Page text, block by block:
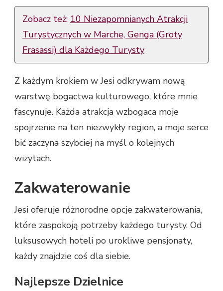
Zobacz też: 10 Niezapomnianych Atrakcji
Turystycznych w Marche, Genga (Groty
Frasassi) dla Każdego Turysty
Z każdym krokiem w Jesi odkrywam nową
warstwę bogactwa kulturowego, które mnie
fascynuje. Każda atrakcja wzbogaca moje
spojrzenie na ten niezwykły region, a moje serce
bić zaczyna szybciej na myśl o kolejnych
wizytach.
Zakwaterowanie
Jesi oferuje różnorodne opcje zakwaterowania,
które zaspokoją potrzeby każdego turysty. Od
luksusowych hoteli po urokliwe pensjonaty,
każdy znajdzie coś dla siebie.
Najlepsze Dzielnice